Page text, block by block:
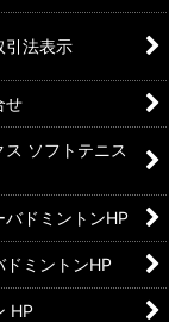
引法表示
せ
ス ソフトテニス
バドミントンHP
ドミントンHP
HP